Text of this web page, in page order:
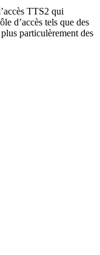
TTS2 qui
d’accès tels que des
particulèrement des